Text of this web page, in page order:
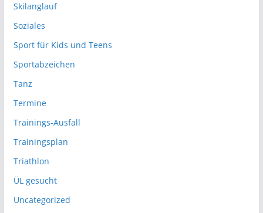
Skilanglauf
Soziales
Sport für Kids und Teens
Sportabzeichen
Tanz
Termine
Trainings-Ausfall
Trainingsplan
Triathlon
ÜL gesucht
Uncategorized